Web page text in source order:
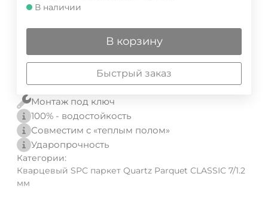
В наличии
В корзину
Быстрый заказ
Монтаж под ключ
100% - водостойкость
Совместим с «теплым полом»
Ударопрочность
Категории:
Кварцевый SPC паркет Quartz Parquet CLASSIC 7/1.2
мм